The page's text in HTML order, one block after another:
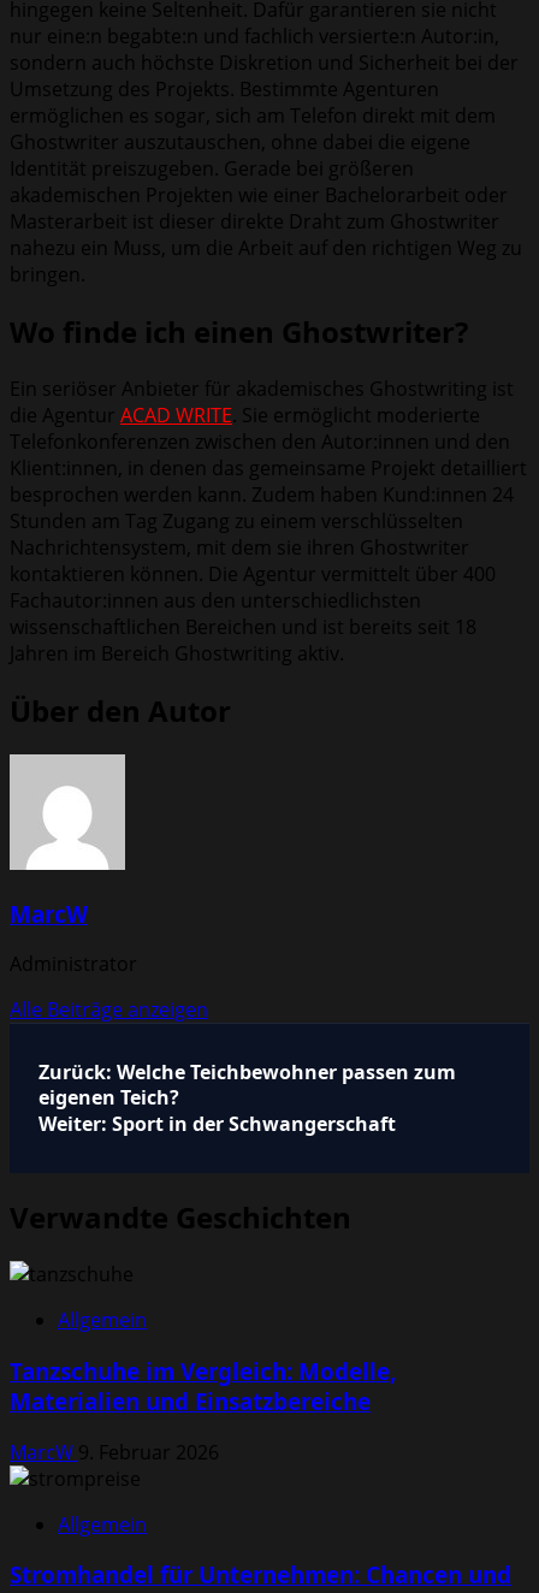
hingegen keine Seltenheit. Dafür garantieren sie nicht
nur eine:n begabte:n und fachlich versierte:n Autor:in,
sondern auch höchste Diskretion und Sicherheit bei der
Umsetzung des Projekts. Bestimmte Agenturen
ermöglichen es sogar, sich am Telefon direkt mit dem
Ghostwriter auszutauschen, ohne dabei die eigene
Identität preiszugeben. Gerade bei größeren
akademischen Projekten wie einer Bachelorarbeit oder
Masterarbeit ist dieser direkte Draht zum Ghostwriter
nahezu ein Muss, um die Arbeit auf den richtigen Weg zu
bringen.
Wo finde ich einen Ghostwriter?
Ein seriöser Anbieter für akademisches Ghostwriting ist
die Agentur ACAD WRITE. Sie ermöglicht moderierte
Telefonkonferenzen zwischen den Autor:innen und den
Klient:innen, in denen das gemeinsame Projekt detailliert
besprochen werden kann. Zudem haben Kund:innen 24
Stunden am Tag Zugang zu einem verschlüsselten
Nachrichtensystem, mit dem sie ihren Ghostwriter
kontaktieren können. Die Agentur vermittelt über 400
Fachautor:innen aus den unterschiedlichsten
wissenschaftlichen Bereichen und ist bereits seit 18
Jahren im Bereich Ghostwriting aktiv.
Über den Autor
MarcW
Administrator
Alle Beiträge anzeigen
Beitragsnavigation
Zurück: Welche Teichbewohner passen zum
eigenen Teich?
Weiter: Sport in der Schwangerschaft
Verwandte Geschichten
Allgemein
Tanzschuhe im Vergleich: Modelle,
Materialien und Einsatzbereiche
MarcW 9. Februar 2026
Allgemein
Stromhandel für Unternehmen: Chancen und